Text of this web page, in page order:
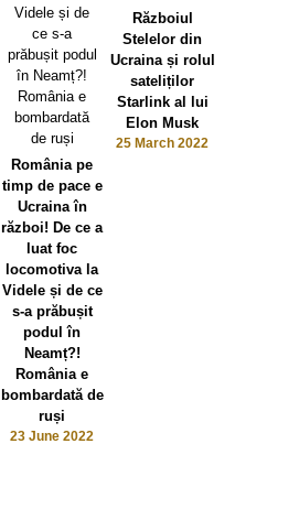
România pe
timp de pace e
Ucraina în
război! De ce a
luat foc
locomotiva la
Videle și de ce
s-a prăbușit
podul în
Neamț?!
România e
bombardată de
ruși
23 June 2022
Războiul
Stelelor din
Ucraina și rolul
sateliților
Starlink al lui
Elon Musk
25 March 2022